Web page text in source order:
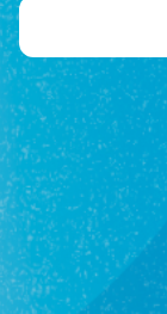
Главная